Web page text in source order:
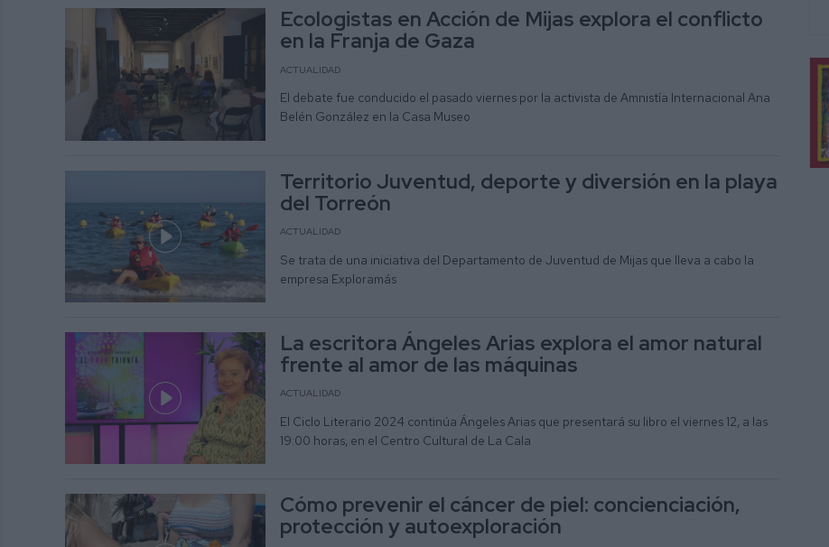
Ecologistas en Acción de Mijas explora el conflicto
en la Franja de Gaza
ACTUALIDAD
El debate fue conducido el pasado viernes por la activista de Amnistía Internacional Ana
Belén González en la Casa Museo
Territorio Juventud, deporte y diversión en la playa
del Torreón
ACTUALIDAD
Se trata de una iniciativa del Departamento de Juventud de Mijas que lleva a cabo la
empresa Exploramás
La escritora Ángeles Arias explora el amor natural
frente al amor de las máquinas
ACTUALIDAD
El Ciclo Literario 2024 continúa Ángeles Arias que presentará su libro el viernes 12, a las
19:00 horas, en el Centro Cultural de La Cala
Cómo prevenir el cáncer de piel: concienciación,
protección y autoexploración